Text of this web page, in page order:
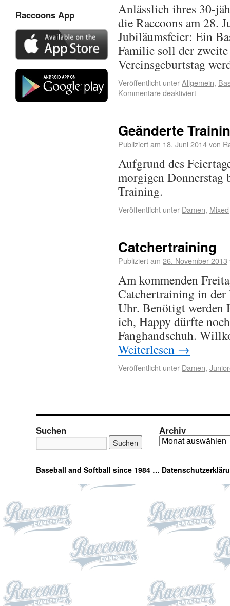
Anlässlich ihres 30-
die Raccoons am 28.
Jubiläumsfeier: Ein
Familie soll der
Vereinsgeburtstag
Veröffentlicht unterAllgemein,
Kommentare deaktiviert
Geänderte
Publiziert am 18. Juni 2014von
Aufgrund des
morgigen
Training.
Veröffentlicht unter Damen, Mixed
Catchertraining
Publiziert am 26. November 2013
Am kommenden
Catchertraining in
Uhr. Benötigt werden
ich, Happy dürfte
Fanghandschuh.
Weiterlesen →
Veröffentlicht unter Damen,
Raccoons App
Suchen Archiv
Baseball and Softball since 1984 …